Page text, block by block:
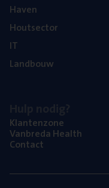
Haven
Hout­sec­tor
IT
Land­bouw
Klan­ten­zo­ne
Van­b­re­da Health
Con­tact